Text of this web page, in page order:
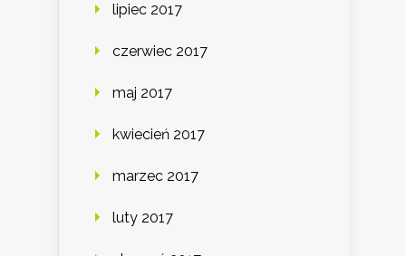
lipiec 2017
czerwiec 2017
maj 2017
kwiecień 2017
marzec 2017
luty 2017